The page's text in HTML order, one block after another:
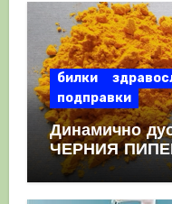
билки
подправки
Динамично
ЧЕРНИЯ
комбинация